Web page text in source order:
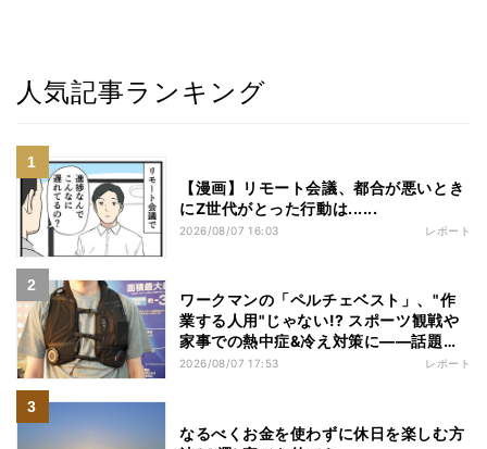
人気記事ランキング
【漫画】リモート会議、都合が悪いとき
にZ世代がとった行動は......
2026/08/07 16:03 レポート
ワークマンの「ペルチェベスト」、"作
業する人用"じゃない!? スポーツ観戦や
家事での熱中症&冷え対策に――話題の
商品を徹底検証
2026/08/07 17:53 レポート
なるべくお金を使わずに休日を楽しむ方